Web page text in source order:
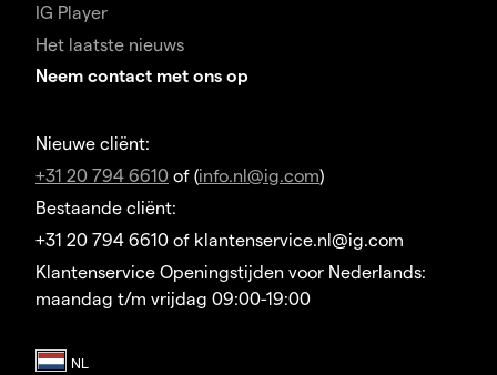
IG Player
Het laatste nieuws
Neem contact met ons op
Nieuwe cliënt:
+31 20 794 6610 of (info.nl@ig.com)
Bestaande cliënt:
+31 20 794 6610 of klantenservice.nl@ig.com
Klantenservice Openingstijden voor Nederlands:
maandag t/m vrijdag 09:00-19:00